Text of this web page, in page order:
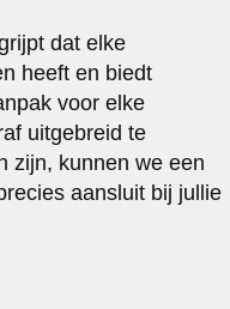
dat elke
heeft en biedt
voor elke
uitgebreid te
zijn, kunnen we een
aansluit bij jullie